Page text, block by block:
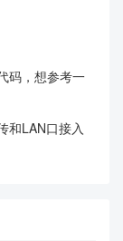
码，想参考一
和LAN口接入